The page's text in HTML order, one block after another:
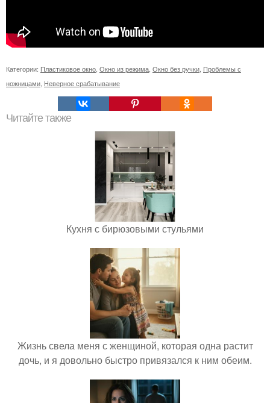
Категории: Пластиковое окно Окно из режима Окно без ручки Проблемы с
ножницами Неверное срабатывание
Читайте также
Кухня с бирюзовыми стульями
Жизнь свела меня с женщиной, которая одна растит
дочь, и я довольно быстро привязался к ним обеим.